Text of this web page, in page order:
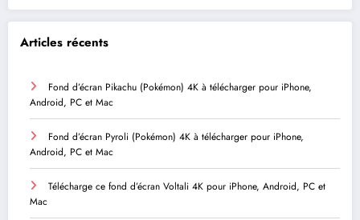
Articles récents
Fond d’écran Pikachu (Pokémon) 4K à télécharger pour iPhone,
Android, PC et Mac
Fond d’écran Pyroli (Pokémon) 4K à télécharger pour iPhone,
Android, PC et Mac
Télécharge ce fond d’écran Voltali 4K pour iPhone, Android, PC et
Mac